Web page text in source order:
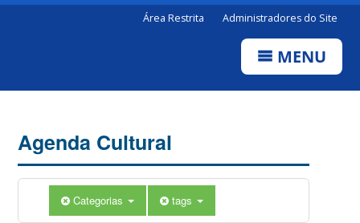
Área Restrita Administradores do Site
MENU
Agenda Cultural
Categorias tags
5:00